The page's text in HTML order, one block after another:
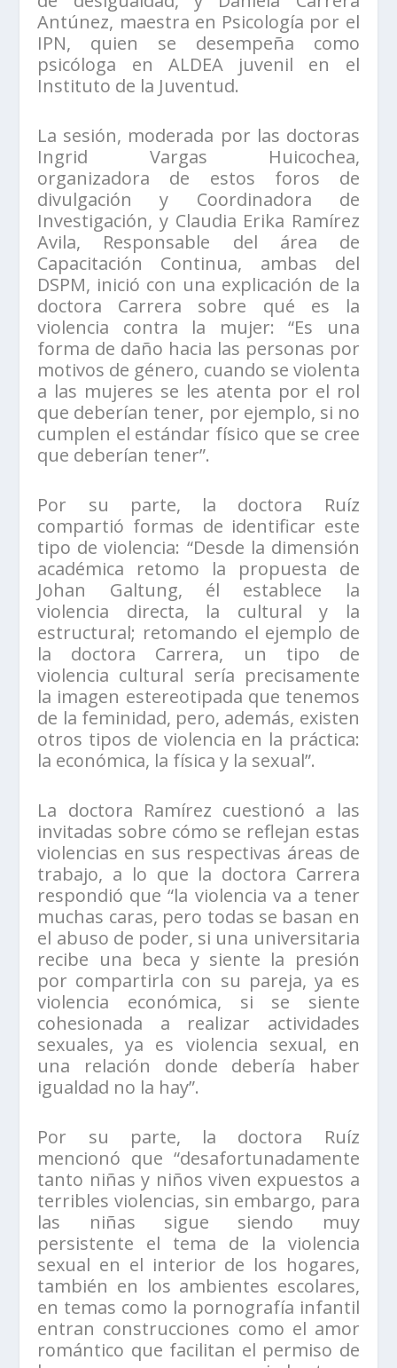
Antúnez, maestra en Psicología por el
IPN, quien se desempeña como
psicóloga en ALDEA juvenil en el
Instituto de la Juventud.
La sesión, moderada por las doctoras
Ingrid Vargas Huicochea,
organizadora de estos foros de
divulgación y Coordinadora de
Investigación, y Claudia Erika Ramírez
Avila, Responsable del área de
Capacitación Continua, ambas del
DSPM, inició con una explicación de la
doctora Carrera sobre qué es la
violencia contra la mujer: “Es una
forma de daño hacia las personas por
motivos de género, cuando se violenta
a las mujeres se les atenta por el rol
que deberían tener, por ejemplo, si no
cumplen el estándar físico que se cree
que deberían tener”.
Por su parte, la doctora Ruíz
compartió formas de identificar este
tipo de violencia: “Desde la dimensión
académica retomo la propuesta de
Johan Galtung, él establece la
violencia directa, la cultural y la
estructural; retomando el ejemplo de
la doctora Carrera, un tipo de
violencia cultural sería precisamente
la imagen estereotipada que tenemos
de la feminidad, pero, además, existen
otros tipos de violencia en la práctica:
la económica, la física y la sexual”.
La doctora Ramírez cuestionó a las
invitadas sobre cómo se reflejan estas
violencias en sus respectivas áreas de
trabajo, a lo que la doctora Carrera
respondió que “la violencia va a tener
muchas caras, pero todas se basan en
el abuso de poder, si una universitaria
recibe una beca y siente la presión
por compartirla con su pareja, ya es
violencia económica, si se siente
cohesionada a realizar actividades
sexuales, ya es violencia sexual, en
una relación donde debería haber
igualdad no la hay”.
Por su parte, la doctora Ruíz
mencionó que “desafortunadamente
tanto niñas y niños viven expuestos a
terribles violencias, sin embargo, para
las niñas sigue siendo muy
persistente el tema de la violencia
sexual en el interior de los hogares,
también en los ambientes escolares,
en temas como la pornografía infantil
entran construcciones como el amor
romántico que facilitan el permiso de